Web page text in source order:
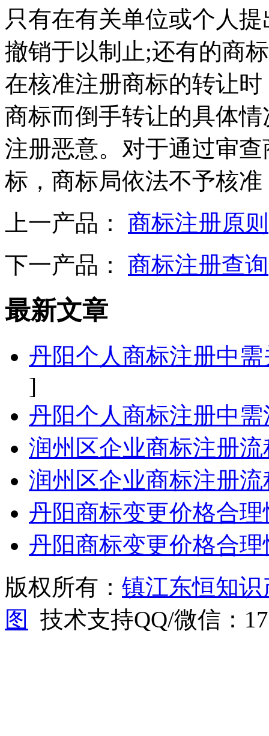
只有在有关单位或个人
撤销于以制止;还有的商
在核准注册商标的转让
商标而倒手转让的具体
注册恶意。对于通过审
标，商标局依法不予核
上一产品： 商标注册原则
下一产品： 商标注册查询
最新文章
丹阳个人商标注册中
]
丹阳个人商标注册中
润州区企业商标注册
润州区企业商标注册
丹阳商标变更价格合
丹阳商标变更价格合
版权所有： 镇江东恒知
图
技术支持QQ/微信：